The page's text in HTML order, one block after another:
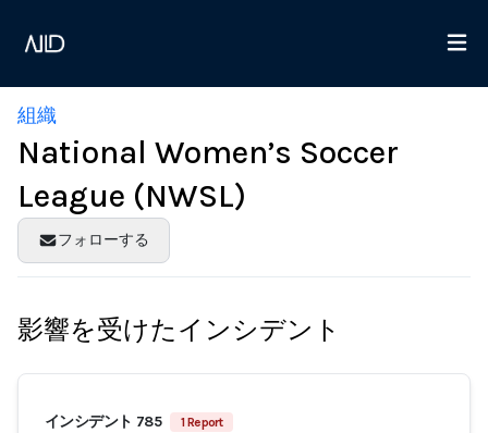
組織
National Women’s Soccer
League (NWSL)
フォローする
影響を受けたインシデント
インシデント 785 1 Report